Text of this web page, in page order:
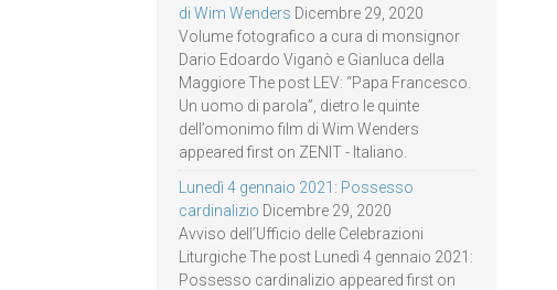
di Wim Wenders Dicembre 29, 2020
Volume fotografico a cura di monsignor
Dario Edoardo Viganò e Gianluca della
Maggiore The post LEV: “Papa Francesco.
Un uomo di parola”, dietro le quinte
dell’omonimo film di Wim Wenders
appeared first on ZENIT - Italiano.
Lunedì 4 gennaio 2021: Possesso
cardinalizio Dicembre 29, 2020
Avviso dell’Ufficio delle Celebrazioni
Liturgiche The post Lunedì 4 gennaio 2021:
Possesso cardinalizio appeared first on